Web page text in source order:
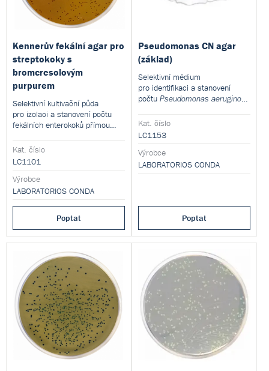
Kennerův fekální agar pro
streptokoky s
bromcresolovým
purpurem
Selektivní kultivační půda
pro izolaci a stanovení počtu
fekálních enterokoků přímou
filtrací.
Produkt je dodáván v
dehydratované formě a je určen
pro přípravu hotových
kultivačních médií.
Kat. číslo
LC1101
Výrobce
LABORATORIOS CONDA
Poptat
Pseudomonas CN agar
(základ)
Selektivní médium
pro identifikaci a stanovení
počtu Pseudomonas aeruginosa
Produkt je dodáván v
dehydratované formě a je určen
pro přípravu hotových
kultivačních médií.
Kat. číslo
LC1153
Výrobce
LABORATORIOS CONDA
Poptat